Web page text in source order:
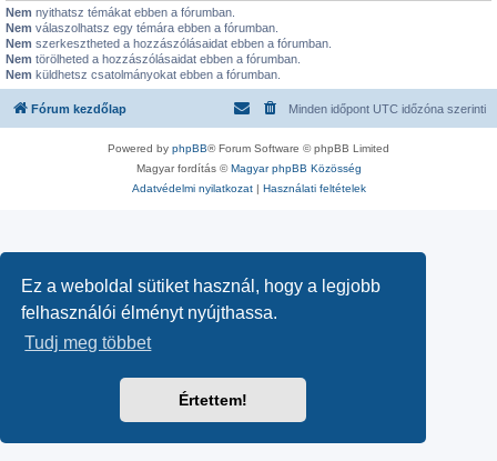
Ez a weboldal sütiket használ, hogy a legjobb
felhasználói élményt nyújthassa.
Tudj meg többet
Értettem!
Nem nyithatsz témákat ebben a fórumban.
Nem válaszolhatsz egy témára ebben a fórumban.
Nem szerkesztheted a hozzászólásaidat ebben a fórumban.
Nem törölheted a hozzászólásaidat ebben a fórumban.
Nem küldhetsz csatolmányokat ebben a fórumban.
Fórum kezdőlap Minden időpont UTC időzóna szerinti
Powered by phpBB® Forum Software © phpBB Limited
Magyar fordítás ©Magyar phpBB Közösség
Adatvédelmi nyilatkozat| Használati feltételek